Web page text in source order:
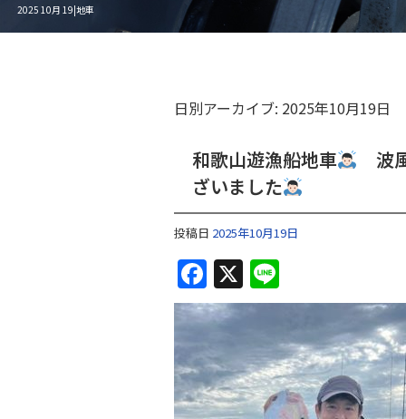
2025 10月 19|地車
日別アーカイブ: 2025年10月19日
和歌山遊漁船地車
波
ざいました
投稿日 2025年10月19日
F
a
c
e
b
X
n
e